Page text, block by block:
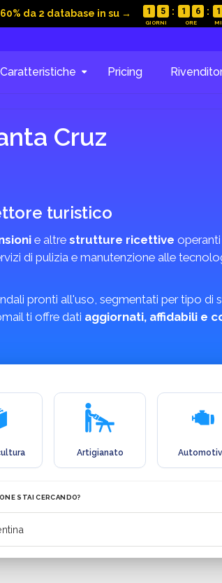
da 2 database in su → 1 5 1 6 1
Caratteristiche Pricing
Cruz
turistico
e altre strutture ricettive
di pulizia e manutenzione alle
pronti all'uso, segmentati per tipo di
ti offre dati aggiornati, affidabili e
Artigianato
STAI CERCANDO?